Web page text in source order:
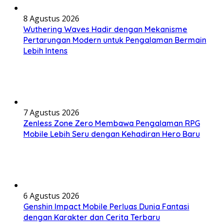
8 Agustus 2026
Wuthering Waves Hadir dengan Mekanisme
Pertarungan Modern untuk Pengalaman Bermain
Lebih Intens
7 Agustus 2026
Zenless Zone Zero Membawa Pengalaman RPG
Mobile Lebih Seru dengan Kehadiran Hero Baru
6 Agustus 2026
Genshin Impact Mobile Perluas Dunia Fantasi
dengan Karakter dan Cerita Terbaru